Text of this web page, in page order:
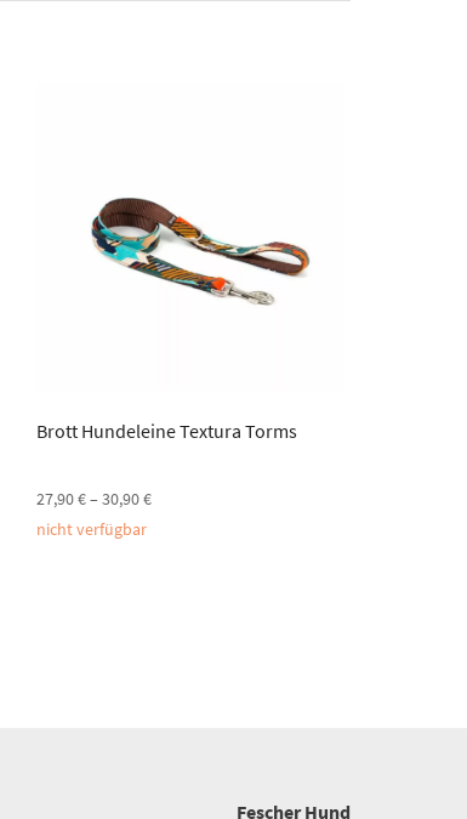
Brott Hundeleine Textura Torms
27,90€–30,90€
nicht verfügbar
Fescher Hund